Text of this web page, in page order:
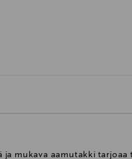
ja mukava aamutakki